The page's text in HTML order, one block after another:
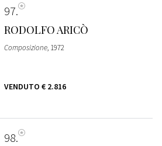
97
RODOLFO ARICÒ
Composizione, 1972
VENDUTO € 2.816
98